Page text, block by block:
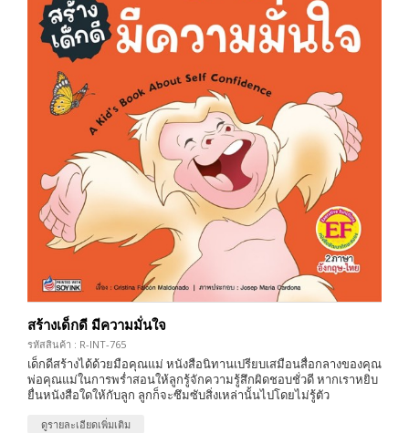
สร้างเด็กดี มีความมั่นใจ
รหัสสินค้า : R-INT-765
เด็กดีสร้างได้ด้วยมือคุณแม่ หนังสือนิทานเปรียบเสมือนสื่อกลางของคุณ
พ่อคุณแม่ในการพร่ำสอนให้ลูกรู้จักความรู้สึกผิดชอบชั่วดี หากเราหยิบ
ยื่นหนังสือใดให้กับลูก ลูกก็จะซึมซับสิ่งเหล่านั้นไปโดยไม่รู้ตัว
ดูรายละเอียดเพิ่มเติม